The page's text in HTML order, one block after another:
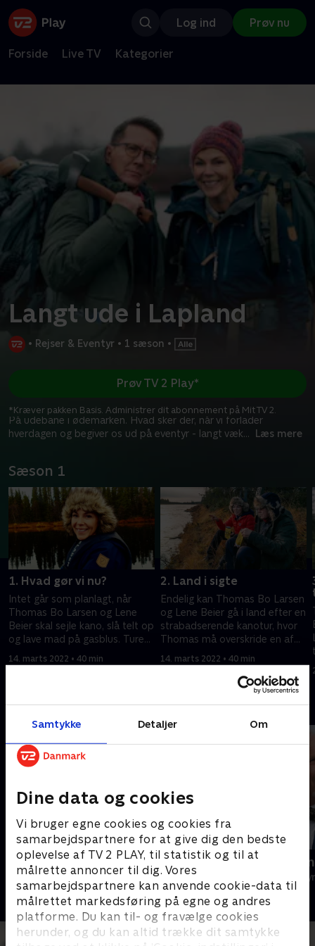
Samtykke Detaljer Om
Dine data og cookies
Vi bruger egne cookies og cookies fra
samarbejdspartnere for at give dig den bedste
oplevelse af TV 2 PLAY, til statistik og til at
målrette annoncer til dig. Vores
samarbejdspartnere kan anvende cookie-data til
målrettet markedsføring på egne og andres
platforme. Du kan til- og fravælge cookies
herunder, og du kan altid trække dit samtykke
Log ind Prøv nu
Forside Live TV Kategorier
Langt ude i Lapland
• Rejser & Eventyr • 1 sæson •
På udebane i ødemarken. Hvad sker der, når vi forlader
hverdagen og begiver os ud på eventyr - langt væk... Læs mere
Prøv TV 2 Play*
*Kræver pakken Basis. Administrer dit abonnement på Mit TV 2.
Sæson 1
1. Hvad gør vi nu?
Intet går som planlagt, når
Thomas Bo Larsen og Lene
Beier skal sejle kano, slå telt op
og lave mad på gasblus. Turen
usædvanlig hård start.
14. marts 2022 • 40 min
2. Land i sigte
Endelig kan Thomas Bo Larsen
og Lene Beier gå i land efter en
strabadserende kanotur, hvor
Thomas må overskride en af
14. marts 2022 • 40 min
Andre så også
En vild hverdag
Rejser & Eventyr • 1 sæsoner
Chili Klaus
Rejser &